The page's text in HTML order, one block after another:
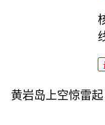
黄岩岛上空惊雷